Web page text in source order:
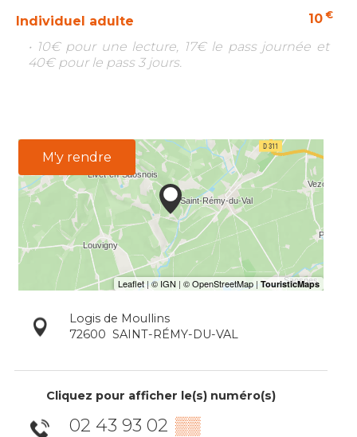
Individuel adulte 10 €
• 10€ pour une lecture, 17€ le pass journée et
40€ pour le pass 3 jours.
M'y rendre
Logis de Moullins
72600 SAINT-RÉMY-DU-VAL
Cliquez pour afficher le(s) numéro(s)
02 43 93 02 ▒▒